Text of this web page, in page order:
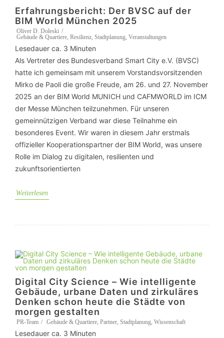
Erfahrungsbericht: Der BVSC auf der
BIM World München 2025
Oliver D. Doleski
Gebäude & Quartiere, Resilienz, Stadtplanung, Veranstaltungen
Lesedauer ca. 3 Minuten
Als Vertreter des Bundesverband Smart City e.V. (BVSC)
hatte ich gemeinsam mit unserem Vorstandsvorsitzenden
Mirko de Paoli die große Freude, am 26. und 27. November
2025 an der BIM World MUNICH und CAFMWORLD im ICM
der Messe München teilzunehmen. Für unseren
gemeinnützigen Verband war diese Teilnahme ein
besonderes Event. Wir waren in diesem Jahr erstmals
offizieller Kooperationspartner der BIM World, was unsere
Rolle im Dialog zu digitalen, resilienten und
zukunftsorientierten
Weiterlesen
Digital City Science – Wie intelligente
Gebäude, urbane Daten und zirkuläres
Denken schon heute die Städte von
morgen gestalten
PR-Team Gebäude & Quartiere, Partner, Stadtplanung, Wissenschaft
Lesedauer ca. 3 Minuten